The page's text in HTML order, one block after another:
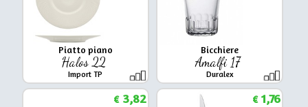
Piatto piano
Halos 22
Import TP
Bicchiere
Amalfi 17
Duralex
€3,82 €1,76